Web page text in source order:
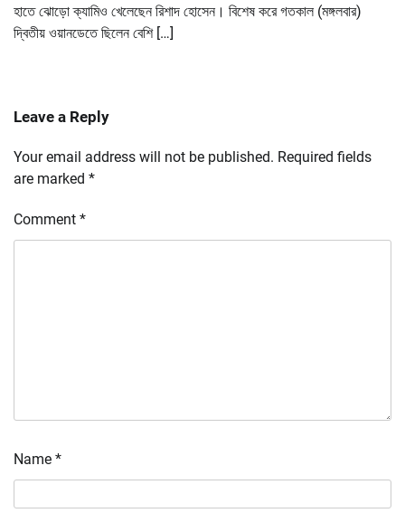
হাতে ঝোড়ো ক্যামিও খেলেছেন রিশাদ হোসেন। বিশেষ করে গতকাল (মঙ্গলবার)
দ্বিতীয় ওয়ানডেতে ছিলেন বেশি […]
Leave a Reply
Your email address will not be published. Required fields
are marked *
Comment *
Name *